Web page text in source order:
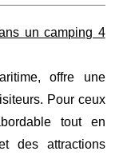
un camping 4
offre une
Pour ceux
tout en
des attractions